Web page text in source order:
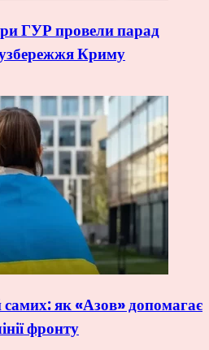
ГУР провели парад
Криму
як «Азов» допомагає
фронту